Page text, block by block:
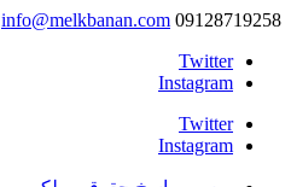
09128719258
info@melkbanan.com
Twitter
Instagram
Twitter
Instagram